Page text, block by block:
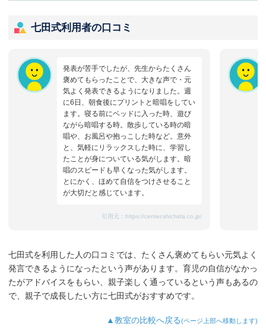
七田式利用者の口コミ
発表が苦手でしたが、先生からたくさん
褒めてもらったことで、大きな声で・元
気よく発表できるようになりました。週
に6日、朝食後にプリントと暗唱をしてい
ます。寝る前にベッドに入った時、遊び
ながら暗唱する時。散歩している時の暗
唱や、お風呂や抱っこした時など。意外
と、気軽にリラックスした時に、学習し
たことが身についている気がします。暗
唱のスピードも早くなった気がします。
とにかく、ほめて自信をつけさせること
が大切だと感じています。
引用元： https://center.shichida.co.jp/
七田式を利用した人の口コミでは、たくさん褒めてもらい元気よく
発言できるようになったという声があります。育児の自信がなかっ
たがアドバイスをもらい、親子楽しく通っているという声もあるの
で、親子で成長したい方に七田式がおすすめです。
▲教室の比較へ戻る(ページ上部へ移動します)